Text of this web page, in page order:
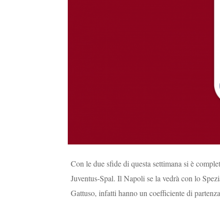
Con le due sfide di questa settimana si è
Juventus-Spal. Il Napoli se la vedrà con lo
Gattuso, infatti hanno un coefficiente di